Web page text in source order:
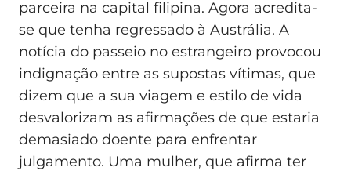
parceira na capital filipina. Agora acredita-
se que tenha regressado à Austrália. A
notícia do passeio no estrangeiro provocou
indignação entre as supostas vítimas, que
dizem que a sua viagem e estilo de vida
desvalorizam as afirmações de que estaria
demasiado doente para enfrentar
julgamento. Uma mulher, que afirma ter